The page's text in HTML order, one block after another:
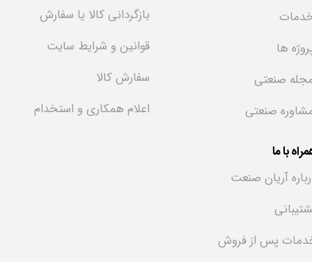
با ما
ها
صنعتی
صنعتی
بازگردانی کالا یا سفارش
قوانین و شرایط سایت
سفارش کالا
اعلام همکاری و استخدام
آریان صنعت
پس از فروش